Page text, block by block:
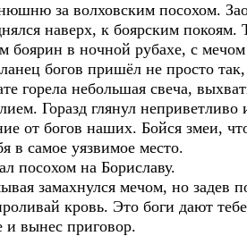
за волховским посохом.
наверх, к боярским
боярин в ночной рубахе, с
богов пришёл не просто
горела небольшая свеча,
Горазд глянул неприветливо
от богов наших. Бойся змеи,
в самое уязвимое место.
посохом на Бориславу.
замахнулся мечом, но задев
кровь. Это боги дают
и вынес приговор.